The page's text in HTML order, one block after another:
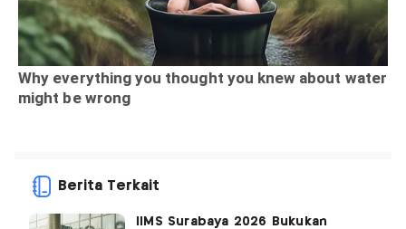
Berita Terkait
IIMS Surabaya 2026 Bukukan